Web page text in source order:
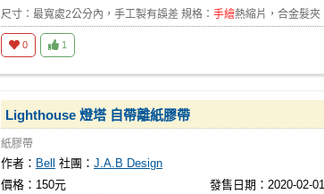
尺寸：最寬處2公分內，手工製有誤差 規格： 手繪熱縮片，合金髮
0 1
Lighthouse 燈塔 自帶離紙膠帶
紙膠帶
作者： Bell 社團： J.A.B Design
價格：150元
發售日期：2020-02-01